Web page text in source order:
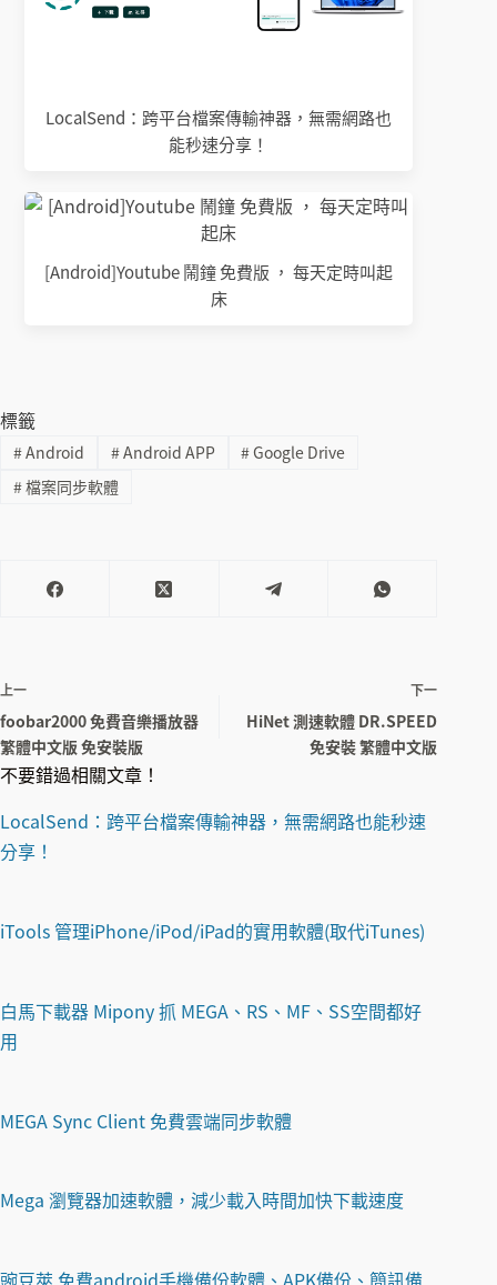
LocalSend：跨平台檔案傳輸神器，無需網路也
能秒速分享！
[Android]Youtube 鬧鐘 免費版 ， 每天定時叫起
床
標籤
#Android #Android APP #Google Drive
#檔案同步軟體
上一
foobar2000 免費音樂播放器
繁體中文版 免安裝版
下一
HiNet 測速軟體 DR.SPEED
免安裝 繁體中文版
不要錯過相關文章！
LocalSend：跨平台檔案傳輸神器，無需網路也能秒速
分享！
iTools 管理iPhone/iPod/iPad的實用軟體(取代iTunes)
白馬下載器 Mipony 抓 MEGA、RS、MF、SS空間都好
用
MEGA Sync Client 免費雲端同步軟體
Mega 瀏覽器加速軟體，減少載入時間加快下載速度